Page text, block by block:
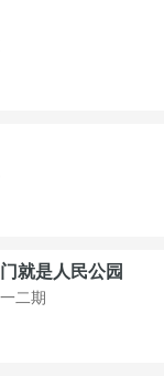
就是人民公园
二期